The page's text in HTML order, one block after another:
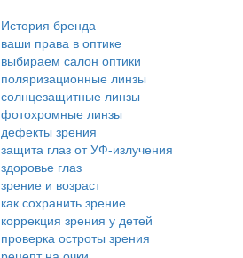
История бренда
ваши права в оптике
выбираем салон оптики
поляризационные линзы
солнцезащитные линзы
фотохромные линзы
дефекты зрения
защита глаз от УФ-излучения
здоровье глаз
зрение и возраст
как сохранить зрение
коррекция зрения у детей
проверка остроты зрения